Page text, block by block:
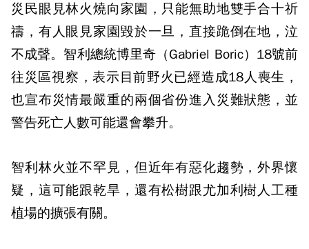
災民眼見林火燒向家園，只能無助地雙手合十祈
禱，有人眼見家園毀於一旦，直接跪倒在地，泣
不成聲。智利總統博里奇（Gabriel Boric）18號前
往災區視察，表示目前野火已經造成18人喪生，
也宣布災情最嚴重的兩個省份進入災難狀態，並
警告死亡人數可能還會攀升。
智利林火並不罕見，但近年有惡化趨勢，外界懷
疑，這可能跟乾旱，還有松樹跟尤加利樹人工種
植場的擴張有關。